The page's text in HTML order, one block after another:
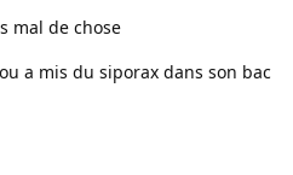
mal de chose
a mis du siporax dans son bac